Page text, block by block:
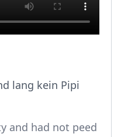
lang kein Pipi
and had not peed